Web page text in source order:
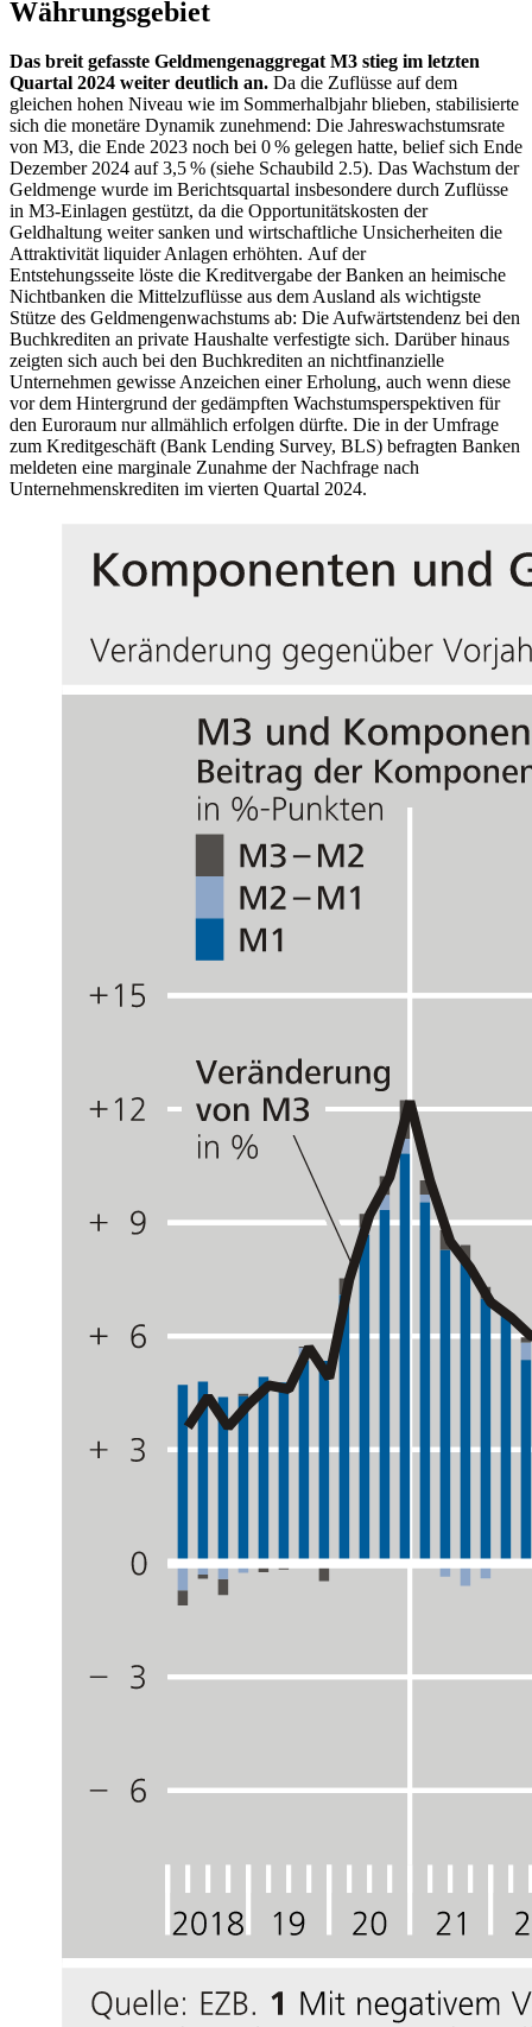
Währungsgebiet
Das breit gefasste GeldmengenaggregatM3 stieg im letzten
Quartal 2024 weiter deutlich an. Da die Zuflüsse auf dem
gleichen hohen Niveau wie im Sommerhalbjahr blieben, stabilisierte
sich die monetäre Dynamik zunehmend: Die Jahreswachstumsrate
von M3, die Ende 2023 noch bei 0 % gelegen hatte, belief sich Ende
Dezember 2024 auf 3,5 % (siehe Schaubild 2.5). Das Wachstum der
Geldmenge wurde im Berichtsquartal insbesondere durch Zuflüsse
in M3-Einlagen gestützt, da die Opportunitätskosten der
Geldhaltung weiter sanken und wirtschaftliche Unsicherheiten die
Attraktivität liquider Anlagen erhöhten. Auf der
Entstehungsseite löste die Kreditvergabe der Banken an heimische
Nichtbanken die Mittelzuflüsse aus dem Ausland als wichtigste
Stütze des Geldmengenwachstums ab: Die Aufwärtstendenz bei den
Buchkrediten an private Haushalte verfestigte sich. Darüber hinaus
zeigten sich auch bei den Buchkrediten an nichtfinanzielle
Unternehmen gewisse Anzeichen einerErholung, auch wenn diese
vor dem Hintergrund der gedämpften Wachstumsperspektiven für
den Euroraum nur allmählich erfolgen dürfte. Die in derUmfrage
zum Kreditgeschäft (Bank Lending Survey, BLS) befragten Banken
meldeten eine marginale Zunahme derNachfrage nach
Unternehmenskrediten im vierten Quartal 2024.